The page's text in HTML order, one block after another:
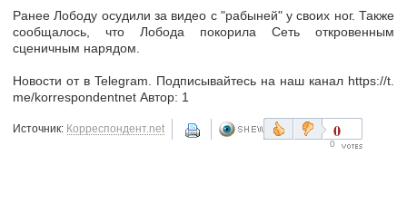
Ранее Лободу осудили за видео с "рабыней" у своих ног. Также
сообщалось, что Лобода покорила Сеть откровенным
сценичным нарядом.
Новости от в Telegram. Подписывайтесь на наш канал https://t.
me/korrespondentnet Автор: 1
Источник: Корреспондент.net 0
0